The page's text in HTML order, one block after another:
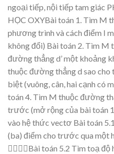
ngoại tiếp, nội tiếp tam giác
HỌC OXYBài toán 1. Tìm M t
phương trình và cách điểm I
không đổi) Bài toán 2. Tìm M t
đường thẳng d’ một khoảng
thuộc đường thẳng d sao
biệt (vuông,cân,hai cạnh có
toán 4. Tìm M thuộc đường
trước (mở rộng của bài toán
vào hệ thức vectơ Bài toán
(ba) điểm cho trước qua một
Bài toán 5.2 Tìm toạ độ